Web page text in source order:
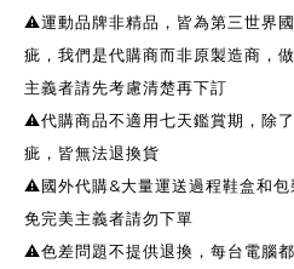
⚠️運動品牌非精品，皆為第三世界
疵，我們是代購商而非原製造商，
主義者請先考慮清楚再下訂
⚠️代購商品不適用七天鑑賞期，除
疵，皆無法退換貨
⚠️國外代購&大量運送過程鞋盒和
免完美主義者請勿下單
⚠️色差問題不提供退換，每台電腦